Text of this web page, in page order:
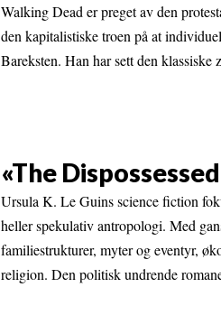
Walking Dead er preget av den
den kapitalistiske troen på at
Bareksten. Han har sett den klassiske
«The
Ursula K. Le Guins science fiction
heller spekulativ antropologi. Med
familiestrukturer, myter og eventyr,
religion. Den politisk undrende